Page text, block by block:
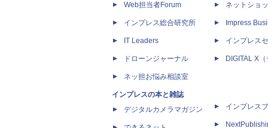
Web担当者Forum
インプレス総合研究所
IT Leaders
ドローンジャーナル
ネッ担お悩み相談室
インプレスの本と雑誌
デジタルカメラマガジン
ネットショ
Impress
インプレス
DIGITAL X
インプレス